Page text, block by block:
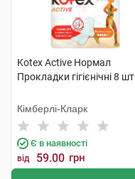
Kotex Active Нормал
Прокладки гігієнічні 8 шт
Кімберлі-Кларк
Є в наявності
від 59.00 грн